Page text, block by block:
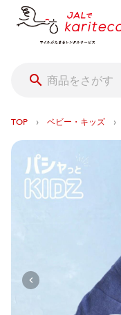
TOP › ベビー・キッズ ›